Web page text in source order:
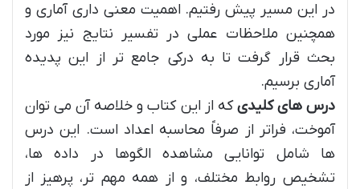
در این مسیر پیش رفتیم. اهمیت معنی داری آماری و
همچنین ملاحظات عملی در تفسیر نتایج نیز مورد
بحث قرار گرفت تا به درکی جامع تر از این پدیده
آماری برسیم.
درس های کلیدیکه از این کتاب و خلاصه آن می توان
آموخت، فراتر از صرفاً محاسبه اعداد است. این درس
ها شامل توانایی مشاهده الگوها در داده ها،
تشخیص روابط مختلف، و از همه مهم تر، پرهیز از